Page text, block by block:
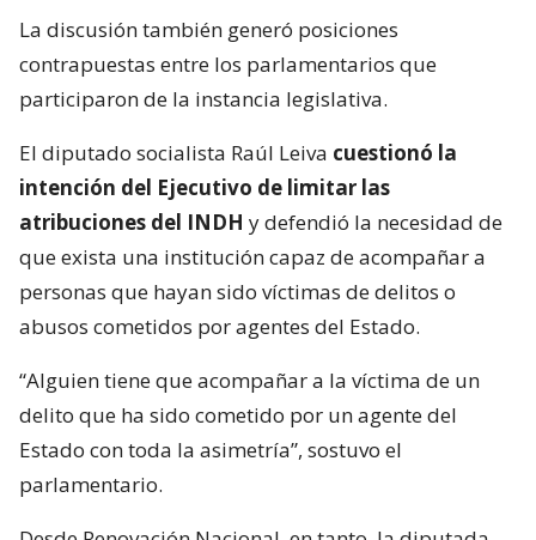
La discusión también generó posiciones
contrapuestas entre los parlamentarios que
participaron de la instancia legislativa.
El diputado socialista Raúl Leiva cuestionó la
intención del Ejecutivo de limitar las
atribuciones del INDH y defendió la necesidad de
que exista una institución capaz de acompañar a
personas que hayan sido víctimas de delitos o
abusos cometidos por agentes del Estado.
“Alguien tiene que acompañar a la víctima de un
delito que ha sido cometido por un agente del
Estado con toda la asimetría”, sostuvo el
parlamentario.